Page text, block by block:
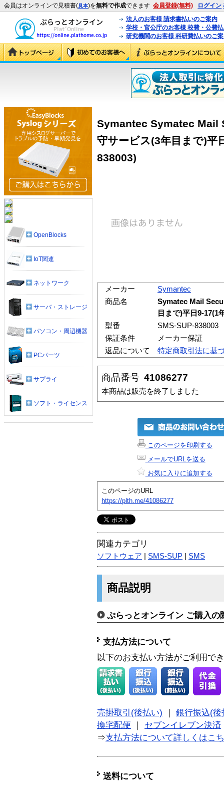
会員はオンラインで見積書(見本)を無料で作成できます 会員登録(無料) ログイン
法人のお客様 請求書払いのご案内
学校・官公庁のお客様 校費・公費
研究機関のお客様 科研費払いのご
Symantec Symatec Mail
守サービス(3年目まで)平
838003)
メーカー
Symantec
商品名
Symatec Mail
目まで)平日9-17(1
型番
SMS-SUP-838003
保証条件
メーカー保証
返品について
特定商取引法に基
商品番号 41086277
本商品は販売を終了しました
このページを印刷する
メールでURLを送る
お気に入りに追加する
このページのURL
https://plth.me/41086277
関連カテゴリ
ソフトウェア SMS-SUP SMS
商品説明
ぷらっとオンライン ご購入の
支払方法について
以下のお支払い方法がご利用で
売掛取引(後払い)
銀行振込(後
換宅配便
セブンイレブン決済
⇒支払方法について詳しくはこ
送料について
OpenBlocks
IoT関連
ネットワーク
サーバ・ストレージ
パソコン・周辺機器
PCパーツ
サプライ
ソフト・ライセンス